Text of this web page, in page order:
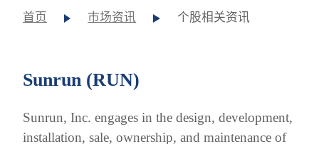
首页 市场资讯 个股相关资讯
Sunrun (RUN)
Sunrun, Inc. engages in the design, development,
installation, sale, ownership, and maintenance of